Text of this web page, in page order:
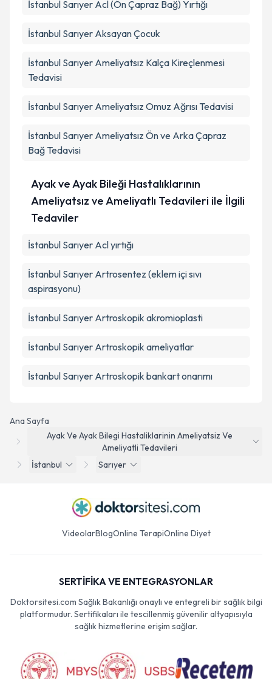
Ana Sayfa
Ayak Ve Ayak Bilegi Hastaliklarinin Ameliyatsiz Ve
Ameliyatli Tedavileri
İstanbul
Sarıyer
İstanbul Sarıyer Acl (Ön Çapraz Bağ) Yırtığı
İstanbul Sarıyer Aksayan Çocuk
İstanbul Sarıyer Ameliyatsız Kalça Kireçlenmesi
Tedavisi
İstanbul Sarıyer Ameliyatsız Omuz Ağrısı Tedavisi
İstanbul Sarıyer Ameliyatsız Ön ve Arka Çapraz
Bağ Tedavisi
Ayak ve Ayak Bileği Hastalıklarının
Ameliyatsız ve Ameliyatlı Tedavileri ile İlgili
Tedaviler
İstanbul Sarıyer Acl yırtığı
İstanbul Sarıyer Artrosentez (eklem içi sıvı
aspirasyonu)
İstanbul Sarıyer Artroskopik akromioplasti
İstanbul Sarıyer Artroskopik ameliyatlar
İstanbul Sarıyer Artroskopik bankart onarımı
VideolarBlogOnline TerapiOnline Diyet
SERTİFİKA VE ENTEGRASYONLAR
Doktorsitesi.com Sağlık Bakanlığı onaylı ve entegreli bir sağlık bilgi
platformudur. Sertifikaları ile tescillenmiş güvenilir altyapısıyla
sağlık hizmetlerine erişim sağlar.